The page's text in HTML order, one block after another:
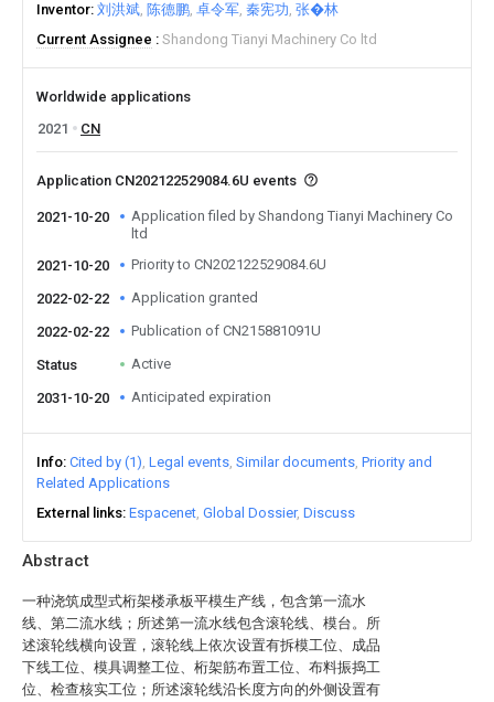
Abstract
一种浇筑成型式桁架楼承板平模生产线，包含第一流水
线、第二流水线；所述第一流水线包含滚轮线、模台。所
述滚轮线横向设置，滚轮线上依次设置有拆模工位、成品
下线工位、模具调整工位、桁架筋布置工位、布料振捣工
位、检查核实工位；所述滚轮线沿长度方向的外侧设置有
Inventor 刘洪斌 陈德鹏 卓令军 秦宪功 张�林
Current Assignee
Shandong Tianyi Machinery Co ltd
Worldwide applications
2021
CN
Application CN202122529084.6U events
2021-10-20
Application filed by Shandong Tianyi Machinery Co
ltd
2021-10-20
Priority to CN202122529084.6U
2022-02-22 Application granted
2022-02-22 Publication of CN215881091U
Status Active
2031-10-20 Anticipated expiration
Info Cited by (1) Legal events Similar documents Priority and
Related Applications
External links Espacenet Global Dossier Discuss